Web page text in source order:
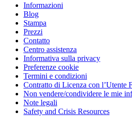
Informazioni
Blog
Stampa
Prezzi
Contatto
Centro assistenza
Informativa sulla privacy
Preferenze cookie
Termini e condizioni
Contratto di Licenza con l’Utente
Non vendere/condividere le mie
Note legali
Safety and Crisis Resources